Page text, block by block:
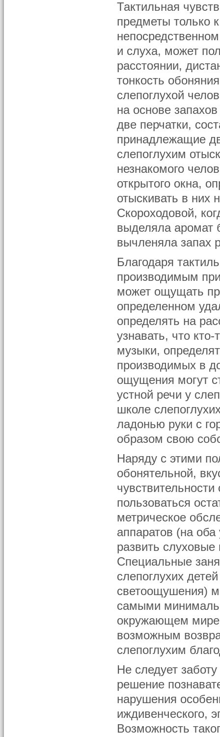
Тактильная
предметы только
и слуха, может
расстоянии,
тонкость
слепоглухой
на основе
две перчатки,
принадлежащие
слепоглухим
незнакомого
открытого окна,
отыскивать в
Скороходовой,
выделяла аромат
вычленяла запах
Благодаря
производимым
может ощущать
определенном
определять на
узнавать, что
музыки,
производимых в
ощущения могут
устной речи у
школе
ладонью руки с
образом свою
Наряду с этими
обонятельной,
пользоваться
метрическое
аппаратов (на
развить слуховые
Специальные
слепоглухих
светоощушения)
самыми
окружающем
возможным
слепоглухим
Не следует
решение
нарушения
иждивенческого,
Возможность